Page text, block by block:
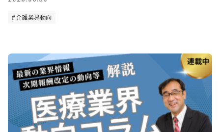
介護業界動向